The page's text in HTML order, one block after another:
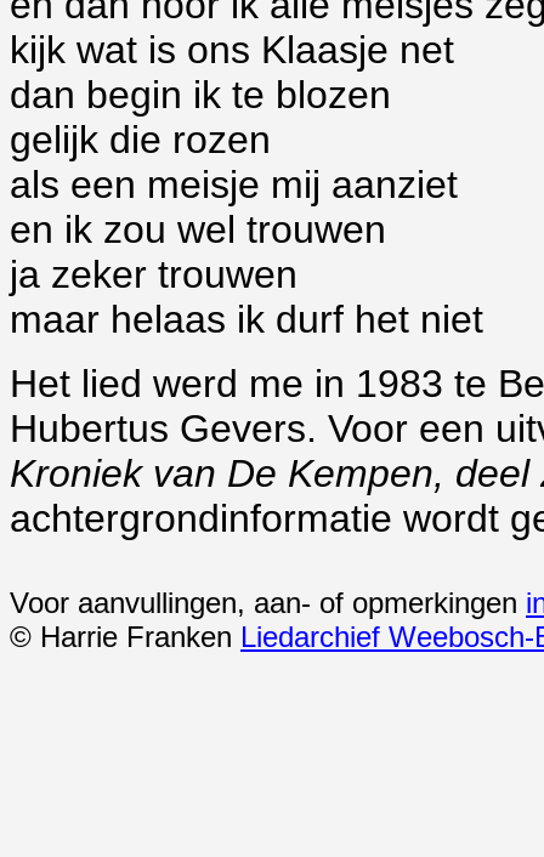
kijk wat is ons Klaasje net
dan begin ik te blozen
gelijk die rozen
als een meisje mij aanziet
en ik zou wel trouwen
ja zeker trouwen
maar helaas ik durf het niet
Het lied werd me in 1983 te
Hubertus Gevers. Voor een
Kroniek van De Kempen, deel
achtergrondinformatie wordt
Voor aanvullingen, aan- of opmerkingen
© Harrie Franken Liedarchief Weebosch-